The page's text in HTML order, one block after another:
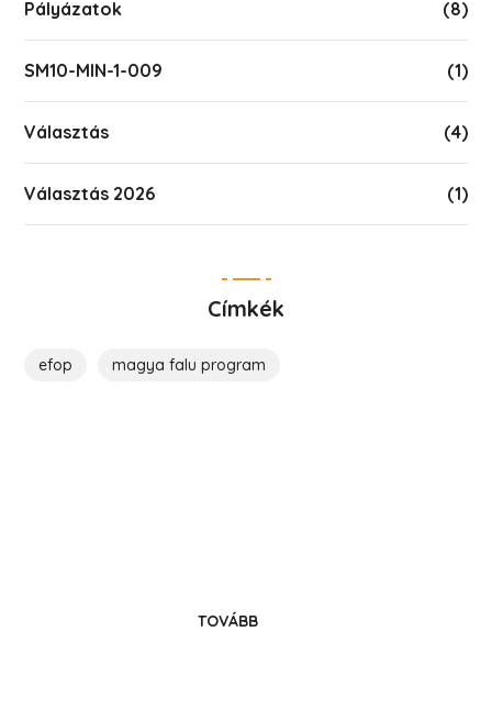
Pályázatok (8)
SM10-MIN-1-009 (1)
Választás (4)
Választás 2026 (1)
Címkék
efop magya falu program
TOVÁBB